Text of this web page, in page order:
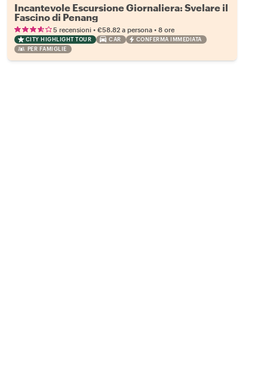
Incantevole Escursione Giornaliera: Svelare il
Fascino di Penang
5 recensioni• €58.82 a persona• 8 ore
CITY HIGHLIGHT TOUR CAR
CONFERMA IMMEDIATA
PER FAMIGLIE